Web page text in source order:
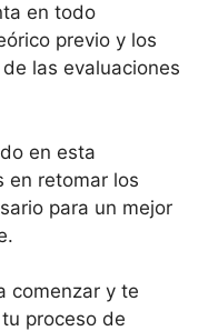
en todo
previo y los
las evaluaciones
en esta
en retomar los
para un mejor
comenzar y te
proceso de